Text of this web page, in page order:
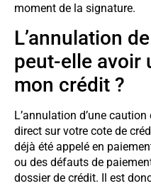
moment de la signature.
L’annulation
peut-elle avoir
mon crédit ?
L’annulation d’une
direct sur votre cote de
déjà été appelé en
ou des défauts de
dossier de crédit. Il est